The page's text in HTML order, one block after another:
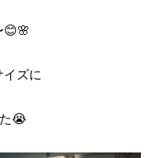
😊🌸
ズに
😭